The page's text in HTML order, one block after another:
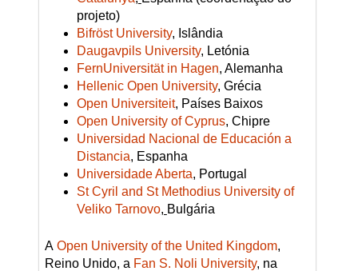
projeto)
Bifröst University, Islândia
Daugavpils University, Letónia
FernUniversität in Hagen, Alemanha
Hellenic Open University, Grécia
Open Universiteit, Países Baixos
Open University of Cyprus, Chipre
Universidad Nacional de Educación a
Distancia, Espanha
Universidade Aberta, Portugal
St Cyril and St Methodius University of
Veliko Tarnovo, Bulgária
A Open University of the United Kingdom,
Reino Unido, a Fan S. Noli University, na